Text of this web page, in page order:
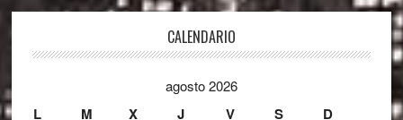
CALENDARIO
agosto 2026
L M X J V S D